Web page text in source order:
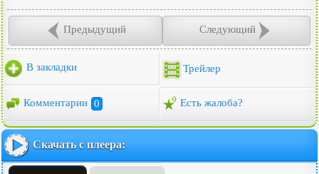
Предыдущий Следующий
В закладки Трейлер
Комментарии 0 Есть жалоба?
Скачать с плеера: